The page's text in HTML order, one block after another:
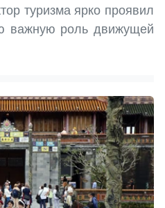
туризма ярко проявил
важную роль движущей